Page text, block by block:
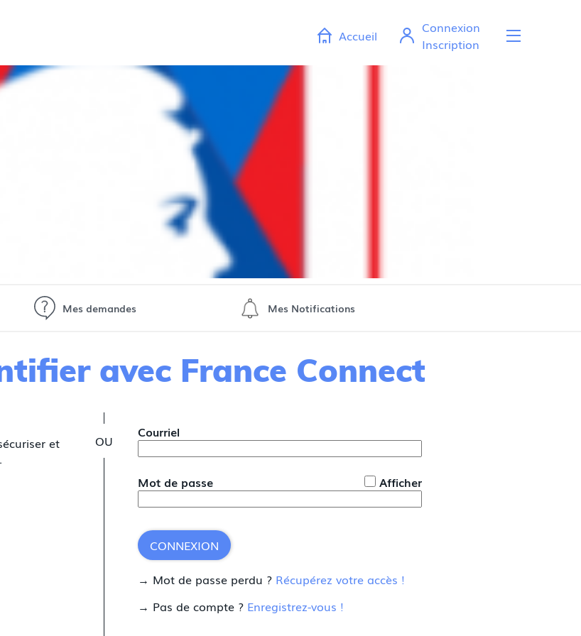
Accueil
Connexion
Inscription
Mes demandes Mes Notifications
avec France Connect
et
Courriel
Mot de passe Afficher
CONNEXION
→ Mot de passe perdu ? Récupérez votre accès !
→ Pas de compte ? Enregistrez-vous !